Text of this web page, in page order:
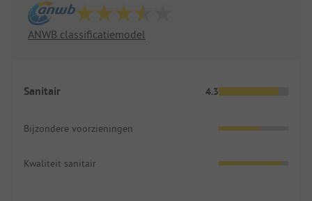
ANWB classificatiemodel
Sanitair 4.3
Bijzondere voorzieningen
Kwaliteit sanitair